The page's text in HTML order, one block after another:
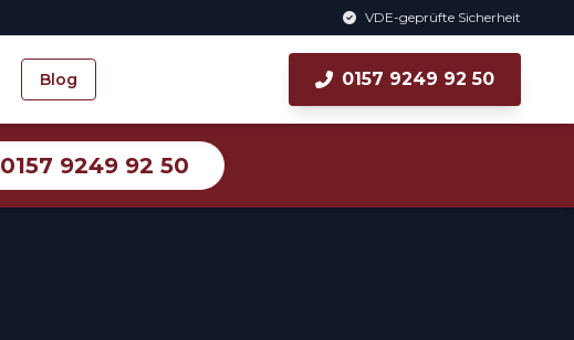
VDE-geprüfte Sicherheit
Blog 0157 9249 92 50
0157 9249 92 50